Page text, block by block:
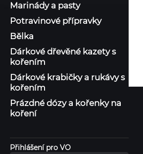
Marinády a pasty
Potravinové přípravky
Bělka
Dárkové dřevěné kazety s
kořením
Dárkové krabičky a rukávy s
kořením
Prázdné dózy a kořenky na
koření
Přihlášení pro VO